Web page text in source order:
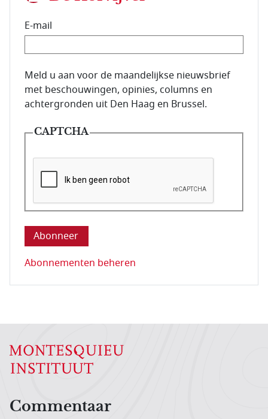
E-mail
E-mailadres van de abonnee.
Meld u aan voor de maandelijkse nieuwsbrief
met beschouwingen, opinies, columns en
achtergronden uit Den Haag en Brussel.
CAPTCHA
Deze vraag is om te controleren dat u een mens
Abonnementen beheren
Hoofdnavigatiemenu
Commentaar